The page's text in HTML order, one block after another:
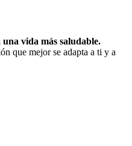
vida más saludable.
que mejor se adapta a ti y a